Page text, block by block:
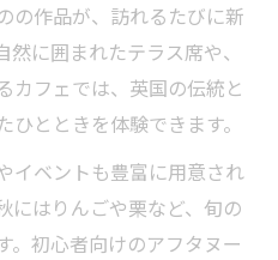
の作品が、訪れるたびに新
に囲まれたテラス席や、
カフェでは、英国の伝統と
とときを体験できます。
イベントも豊富に用意され
にはりんごや栗など、旬の
。初心者向けのアフタヌー